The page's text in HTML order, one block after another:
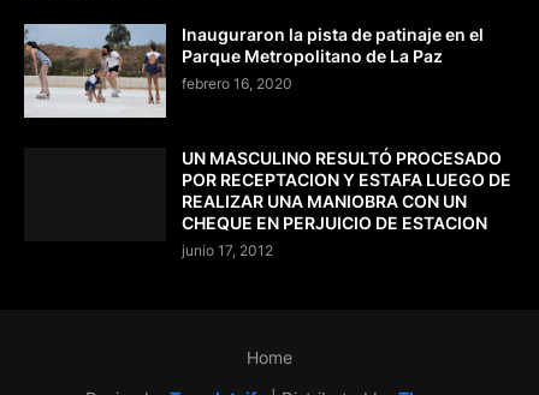
Inauguraron la pista de patinaje en el
Parque Metropolitano de La Paz
febrero 16, 2020
UN MASCULINO RESULTÓ PROCESADO
POR RECEPTACION Y ESTAFA LUEGO DE
REALIZAR UNA MANIOBRA CON UN
CHEQUE EN PERJUICIO DE ESTACION
junio 17, 2012
Home